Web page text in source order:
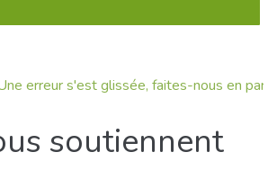
erreur s'est glissée, faites-nous en part !
soutiennent